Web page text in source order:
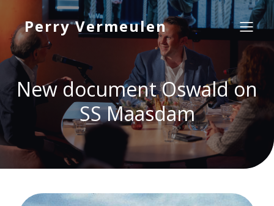
Perry Vermeulen
New document Oswald on
SS Maasdam